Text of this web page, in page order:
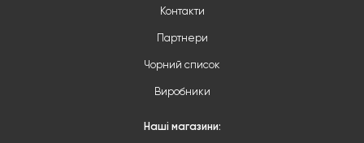
Контакти
Партнери
Чорний список
Виробники
Наші магазини: